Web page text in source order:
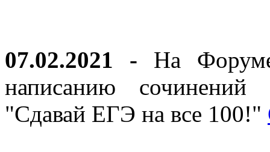
07.02.2021 - На
написанию
"Сдавай ЕГЭ на все 100!"